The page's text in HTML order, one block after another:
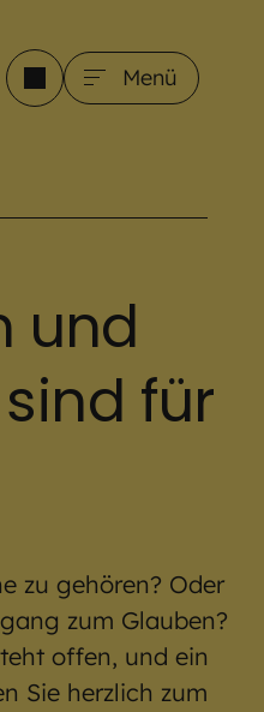
Menü
und
für
zu gehören? Oder
zum Glauben?
offen, und ein
Sie herzlich zum